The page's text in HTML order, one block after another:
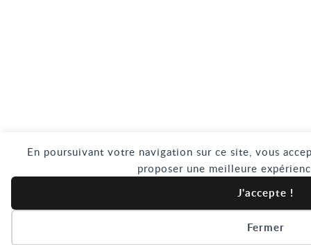
En poursuivant votre navigation sur ce site, vous
proposer une meilleure
J'accepte !
Fermer